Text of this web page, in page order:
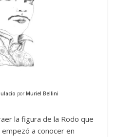
por Muriel Bellini
la figura de la Rodo que
a conocer en